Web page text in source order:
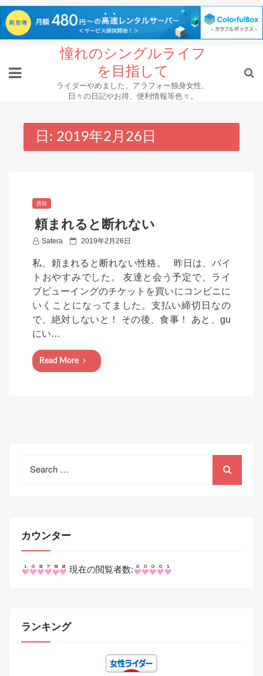
content
憧れのシングルライフ
を目指して
ライダーやめました。アラフォー独身女性。
日々の日記やお得、便利情報等色々。
日: 2019年2月26日
愚痴
頼まれると断れない
Satera
P
s
t
d
o
2019年2月26日
私、頼まれると断れない性格。 昨日は、バイ
トおやすみでした。 友達と会う予定で、ライ
ブビューイングのチケットを買いにコンビニに
いくことになってました。支払い締切日なの
で、絶対しないと！ その後、食事！ あと、gu
にい…
Read More
for:
カウンター
現在の閲覧者数:
ランキング